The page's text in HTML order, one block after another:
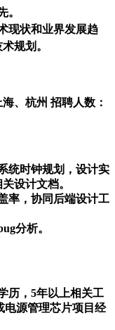
。
现状和业界发展趋
规划。
、杭州 招聘人数：
统时钟规划，设计实
设计文档。
率，协同后端设计工
及debug分析。
历，5年以上相关工
电源管理芯片项目经